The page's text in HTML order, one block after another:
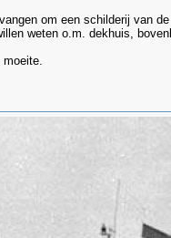
om een schilderij van
weten o.m. dekhuis,